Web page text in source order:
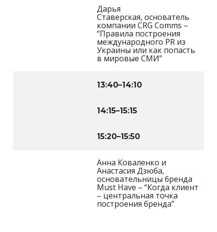
Дарья
Ставерская, основатель
компании CRG Comms –
“Правила построения
международного PR из
Украины или как попасть
в мировые СМИ”
13:40–14:10
14:15–15:15
15:20–15:50
Анна Коваленко и
Анастасия Дзюба,
основательницы бренда
Must Have – “Когда клиент
– центральная точка
построения бренда”